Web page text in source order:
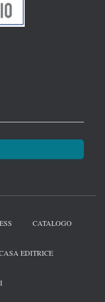
CATALOGO
EDITRICE